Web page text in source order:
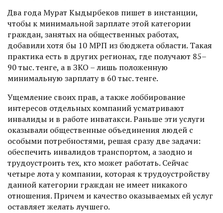
Два года Мурат Кыдырбеков пишет в инстанции,
чтобы к минимальной зарплате этой категории
граждан, занятых на общественных работах,
добавили хотя бы 10 МРП из бюджета области. Такая
практика есть в других регионах, где получают 85–
90 тыс. тенге, а в ЗКО – лишь положенную
минимальную зарплату в 60 тыс. тенге.
Ущемление своих прав, а также лоббирование
интересов отдельных компаний усматривают
инвалиды и в работе инватакси. Раньше эти услуги
оказывали общественные объединения людей с
особыми потребностями, решая сразу две задачи:
обеспечить инвалидов транспортом, а заодно и
трудо­устроить тех, кто может работать. Сейчас
четыре лота у компании, которая к трудоустройству
данной категории граждан не имеет никакого
отношения. Причем и качество оказываемых ей услуг
оставляет желать лучшего.